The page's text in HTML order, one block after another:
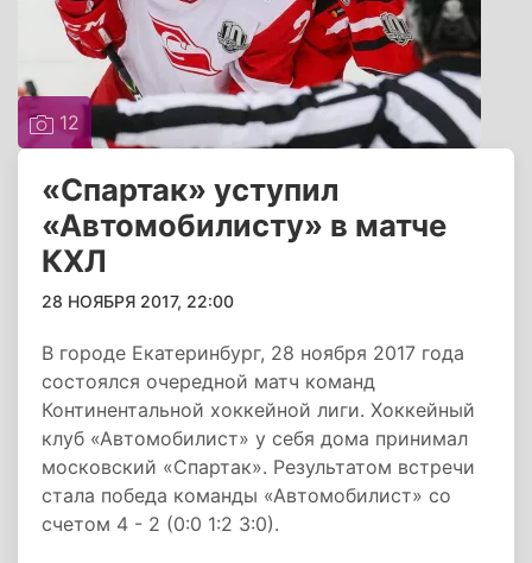
12
«Спартак» уступил
«Автомобилисту» в матче
КХЛ
28 НОЯБРЯ 2017, 22:00
В городе Екатеринбург, 28 ноября 2017 года
состоялся очередной матч команд
Континентальной хоккейной лиги. Хоккейный
клуб «Автомобилист» у себя дома принимал
московский «Спартак». Результатом встречи
стала победа команды «Автомобилист» со
счетом 4 - 2 (0:0 1:2 3:0).